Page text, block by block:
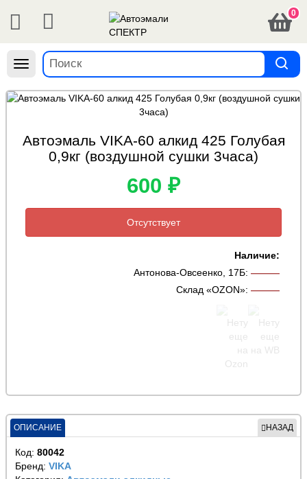
0
Навигация
Автоэмаль VIKA-60 алкид 425 Голубая
0,9кг (воздушной сушки 3часа)
600 ₽
Отсутствует
Наличие:
Антонова-Овсеенко, 17Б: ———
Склад «OZON»: ———
ОПИСАНИЕ НАЗАД
Код: 80042
Бренд: VIKA